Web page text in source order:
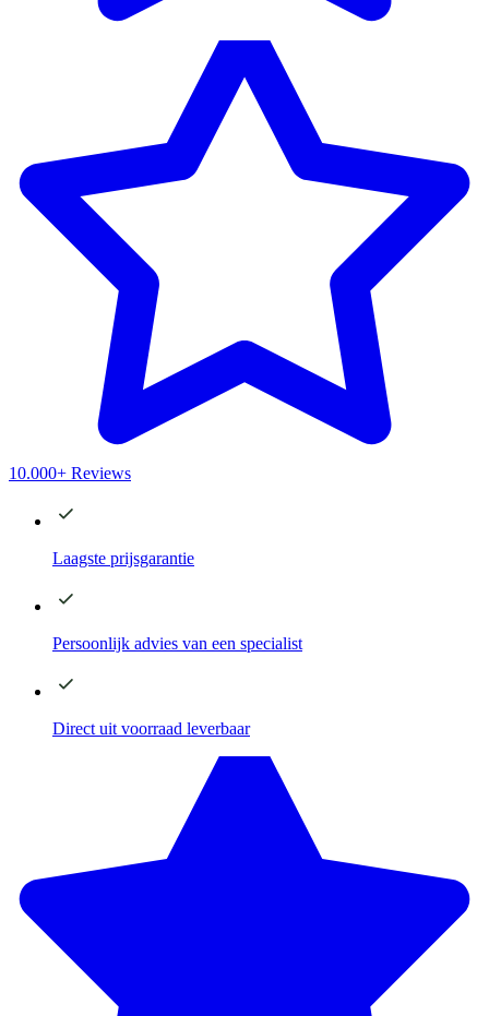
10.000+ Reviews
Laagste prijsgarantie
Persoonlijk advies van een specialist
Direct uit voorraad leverbaar